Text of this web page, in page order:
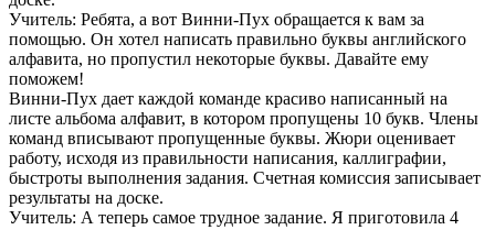
Учитель: Ребята, а вот Винни-Пух обращается к вам за
помощью. Он хотел написать правильно буквы английского
алфавита, но пропустил некоторые буквы. Давайте ему
поможем!
Винни-Пух дает каждой команде красиво написанный на
листе альбома алфавит, в котором пропущены 10 букв. Члены
команд вписывают пропущенные буквы. Жюри оценивает
работу, исходя из правильности написания, каллиграфии,
быстроты выполнения задания. Счетная комиссия записывает
результаты на доске.
Учитель: А теперь самое трудное задание. Я приготовила 4